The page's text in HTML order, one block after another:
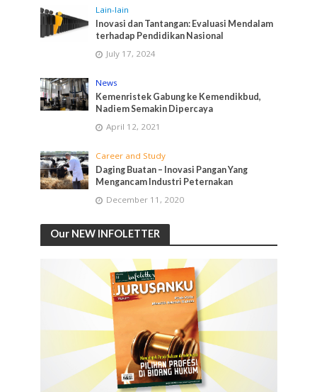
Lain-lain
Inovasi dan Tantangan: Evaluasi Mendalam
terhadap Pendidikan Nasional
July 17, 2024
News
Kemenristek Gabung ke Kemendikbud,
Nadiem Semakin Dipercaya
April 12, 2021
Career and Study
Daging Buatan – Inovasi Pangan Yang
Mengancam Industri Peternakan
December 11, 2020
Our NEW INFOLETTER